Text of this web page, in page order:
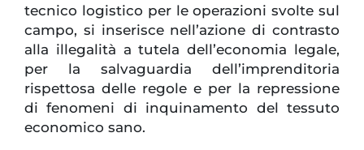
tecnico logistico per le operazioni svolte sul
campo, si inserisce nell’azione di contrasto
alla illegalità a tutela dell’economia legale,
per la salvaguardia dell’imprenditoria
rispettosa delle regole e per la repressione
di fenomeni di inquinamento del tessuto
economico sano.